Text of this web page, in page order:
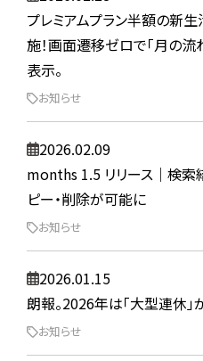
プレミアムプラン半額の新
施！画面遷移ゼロで「月の流
表示。
お知らせ
2026.02.09
months 1.5 リリース｜検索
ピー・削除が可能に
お知らせ
2026.01.15
朗報。2026年は「大型連休」
お知らせ